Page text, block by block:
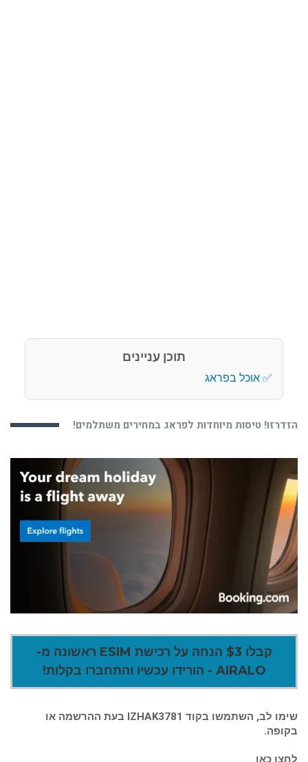
תוכן עניינים
אוכל בפראג
הזדרזו! טיסות מיוחדות לפראג במחירים משתלמים!
קבלו $3 הנחה על רכישת ESIM ראשונה מ-
AIRALO - הורידו עכשיו והתחברו בקלות!
שימו לב, השתמשו בקוד IZHAK3781 בעת ההרשמה או
בקופה.
לחצו כאן